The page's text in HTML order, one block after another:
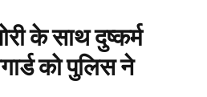
के साथ दुष्कर्म
को पुलिस ने